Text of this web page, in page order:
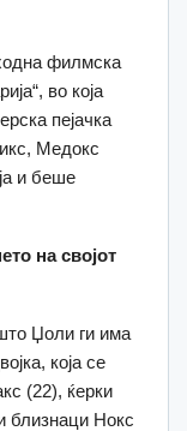
филмска
во која
пејачка
Медокс
и беше
на својот
Џоли ги има
која се
(22), ќерки
близнаци Нокс